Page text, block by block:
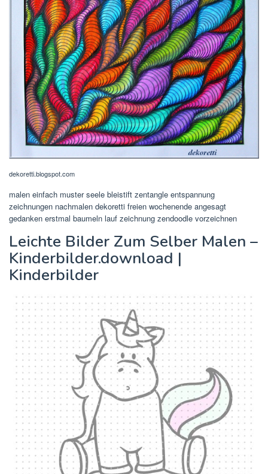
dekoretti.blogspot.com
malen einfach muster seele bleistift zentangle entspannung
zeichnungen nachmalen dekoretti freien wochenende angesagt
gedanken erstmal baumeln lauf zeichnung zendoodle vorzeichnen
Leichte Bilder Zum Selber Malen –
Kinderbilder.download |
Kinderbilder